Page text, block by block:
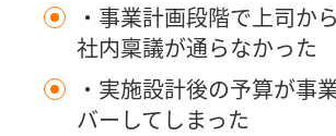
・事業計画段階で上司か
社内稟議が通らなかった
・実施設計後の予算が事
バーしてしまった